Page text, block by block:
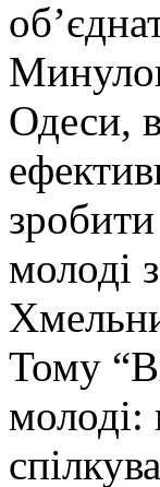
Одеси,
молоді
Тому